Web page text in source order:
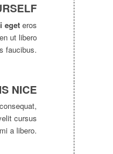
eget eros
ut libero
faucibus.
NICE
cursus
a libero.